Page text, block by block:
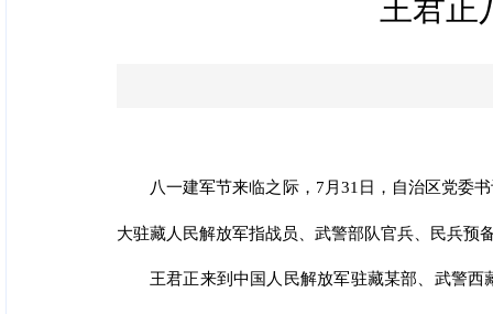
王君正
八一建军节来临之际，7月31日，自治区党委
大驻藏人民解放军指战员、武警部队官兵、民兵预
王君正来到中国人民解放军驻藏某部、武警